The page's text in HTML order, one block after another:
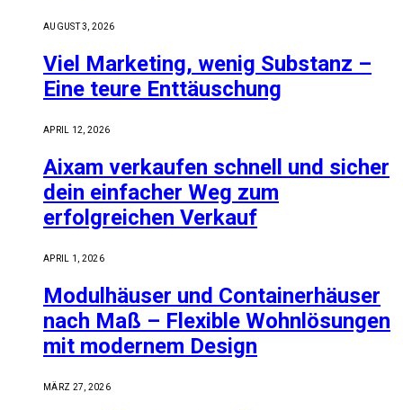
AUGUST 3, 2026
Viel Marketing, wenig Substanz –
Eine teure Enttäuschung
APRIL 12, 2026
Aixam verkaufen schnell und sicher
dein einfacher Weg zum
erfolgreichen Verkauf
APRIL 1, 2026
Modulhäuser und Containerhäuser
nach Maß – Flexible Wohnlösungen
mit modernem Design
MÄRZ 27, 2026